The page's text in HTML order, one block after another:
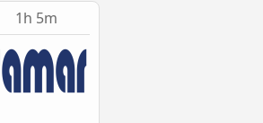
1h 5m